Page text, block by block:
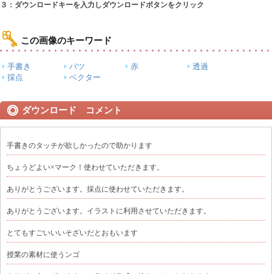
３：ダウンロードキーを入力しダウンロードボタンをクリック
この画像のキーワード
手書き バツ 赤
透過
採点
ベクター
ダウンロード コメント
手書きのタッチが欲しかったので助かります
ちょうどよい×マーク！使わせていただきます。
ありがとうございます。採点に使わせていただきます。
ありがとうございます。イラストに利用させていただきます。
とてもすごいいいそざいだとおもいます
授業の素材に使うンゴ